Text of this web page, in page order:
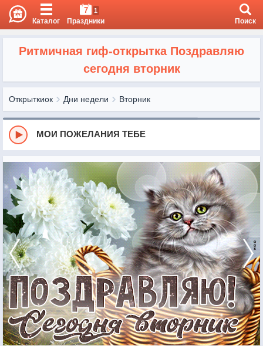
Каталог
7 1
Праздники Поиск
Ритмичная гиф-открытка Поздравляю
сегодня вторник
Открыткиок Дни недели Вторник
МОИ ПОЖЕЛАНИЯ ТЕБЕ